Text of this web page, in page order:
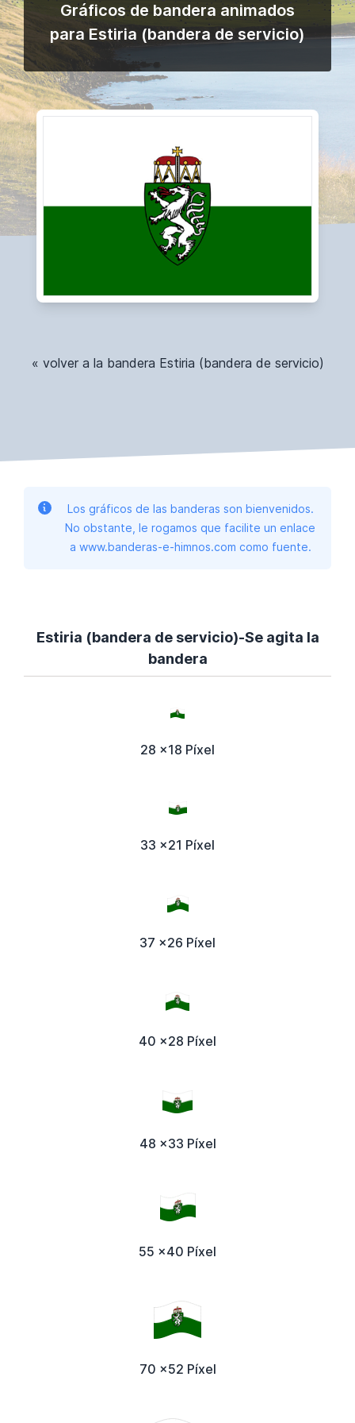
Gráficos de bandera animados
para Estiria (bandera de servicio)
« volver a la bandera Estiria (bandera de servicio)
Los gráficos de las banderas son bienvenidos.
No obstante, le rogamos que facilite un enlace
a www.banderas-e-himnos.com como fuente.
Estiria (bandera de servicio)-Se agita la
bandera
28 x18 Píxel
33 x21 Píxel
37 x26 Píxel
40 x28 Píxel
48 x33 Píxel
55 x40 Píxel
70 x52 Píxel